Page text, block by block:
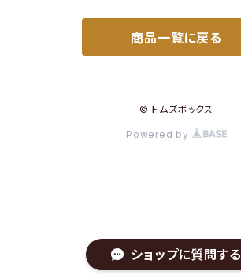
ショップに質問する
商品一覧に戻る
© トムズボックス
Powered by